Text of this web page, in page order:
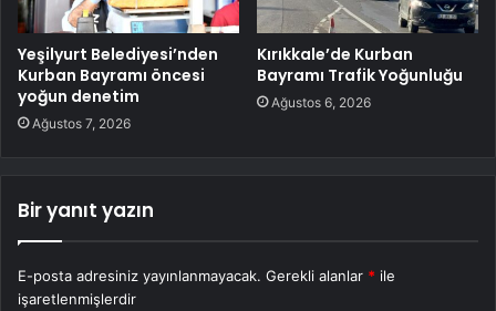
Yeşilyurt Belediyesi’nden
Kurban Bayramı öncesi
yoğun denetim
Ağustos 7, 2026
Kırıkkale’de Kurban
Bayramı Trafik Yoğunluğu
Ağustos 6, 2026
Bir yanıt yazın
E-posta adresiniz yayınlanmayacak. Gerekli alanlar * ile
işaretlenmişlerdir